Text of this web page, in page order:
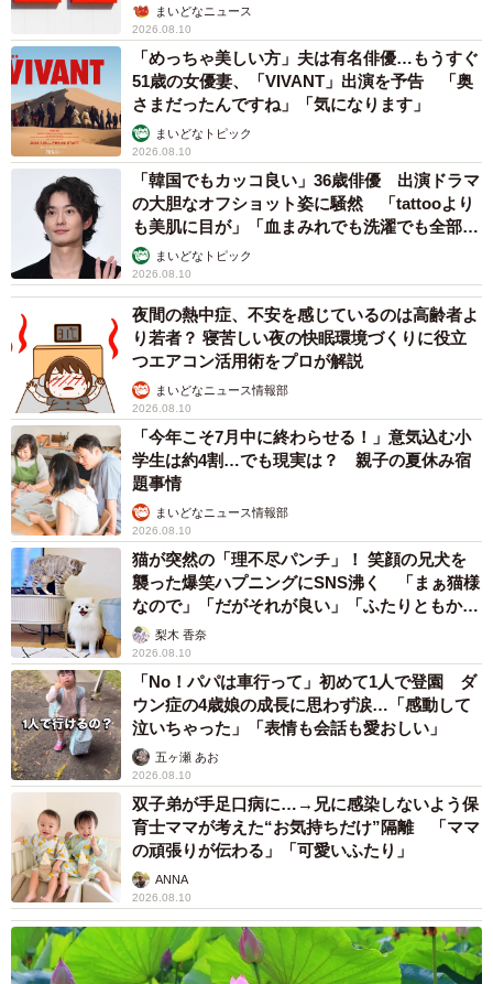
まいどなニュース
2026.08.10
「めっちゃ美しい方」夫は有名俳優…もうすぐ
51歳の女優妻、「VIVANT」出演を予告 「奥
さまだったんですね」「気になります」
まいどなトピック
2026.08.10
「韓国でもカッコ良い」36歳俳優 出演ドラマ
の大胆なオフショット姿に騒然 「tattooより
も美肌に目が」「血まみれでも洗濯でも全部か
っこいい」
まいどなトピック
2026.08.10
夜間の熱中症、不安を感じているのは高齢者よ
り若者？ 寝苦しい夜の快眠環境づくりに役立
つエアコン活用術をプロが解説
まいどなニュース情報部
2026.08.10
「今年こそ7月中に終わらせる！」意気込む小
学生は約4割…でも現実は？ 親子の夏休み宿
題事情
まいどなニュース情報部
2026.08.10
猫が突然の「理不尽パンチ」！ 笑顔の兄犬を
襲った爆笑ハプニングにSNS沸く 「まぁ猫様
なので」「だがそれが良い」「ふたりともかわ
いいね」
梨木 香奈
2026.08.10
「No！パパは車行って」初めて1人で登園 ダ
ウン症の4歳娘の成長に思わず涙…「感動して
泣いちゃった」「表情も会話も愛おしい」
五ヶ瀬 あお
2026.08.10
双子弟が手足口病に…→兄に感染しないよう保
育士ママが考えた“お気持ちだけ”隔離 「ママ
の頑張りが伝わる」「可愛いふたり」
ANNA
2026.08.10